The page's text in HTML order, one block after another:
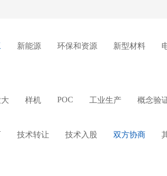
新能源 环保和资源 新型材料
样机 POC 工业生产 概念验
技术转让 技术入股 双方协商